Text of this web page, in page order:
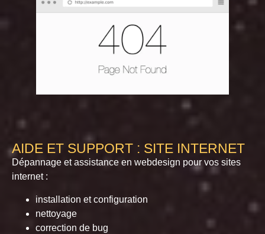
AIDE ET SUPPORT : SITE INTERNET
Dépannage et assistance en webdesign pour vos sites
internet :
installation et configuration
nettoyage
correction de bug